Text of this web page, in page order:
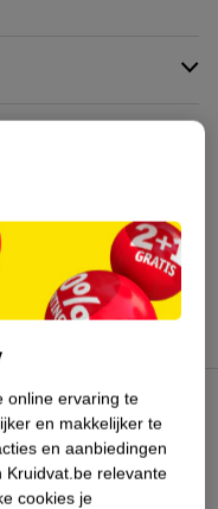
online ervaring te
en makkelijker te
en aanbiedingen
relevante
cookies je